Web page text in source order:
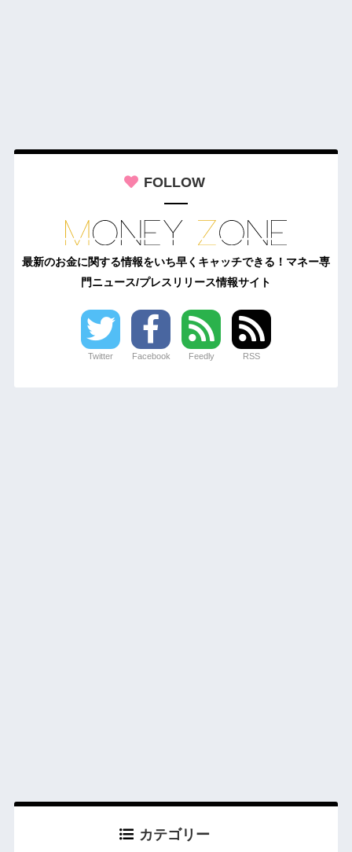
FOLLOW
最新のお金に関する情報をいち早くキャッチできる！マネー専
門ニュース/プレスリリース情報サイト
Twitter Facebook Feedly RSS
カテゴリー